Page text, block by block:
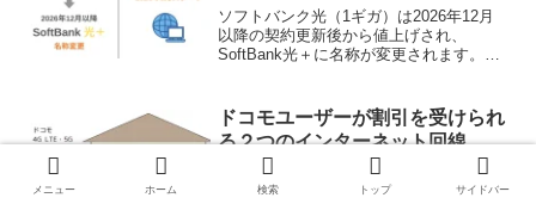
ソフトバンク光（1ギガ）は2026年12月
以降の契約更新後から値上げされ、
SoftBank光＋に名称が変更されます。
換え先を紹介します。
ドコモユーザーが割引を受けられ
る２つのインターネット回線
ドコモのスマホのユーザーが割引を受け
られるインターネット回線を２つ紹介し
メニュー ホーム 検索 トップ サイドバー